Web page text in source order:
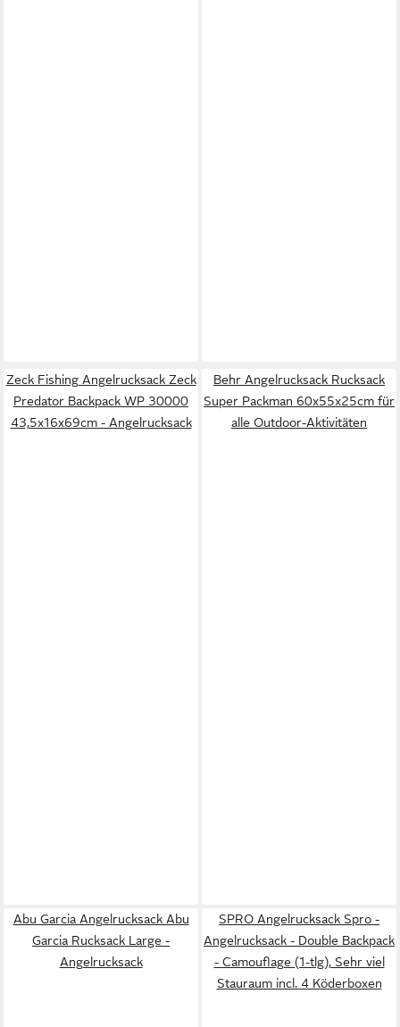
Zeck Fishing Angelrucksack Zeck
Predator Backpack WP 30000
43,5x16x69cm - Angelrucksack
Behr Angelrucksack Rucksack
Super Packman 60x55x25cm für
alle Outdoor-Ak­ti­vi­tä­ten
Abu Garcia Angelrucksack Abu
Garcia Rucksack Large -
Angelrucksack
SPRO Angelrucksack Spro -
Angelrucksack - Double Backpack
- Camouflage (1-tlg), Sehr viel
Stauraum incl. 4 Köderboxen